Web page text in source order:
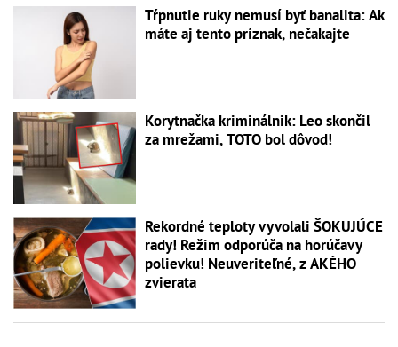
Tŕpnutie ruky nemusí byť banalita: Ak
máte aj tento príznak, nečakajte
Korytnačka kriminálnik: Leo skončil
za mrežami, TOTO bol dôvod!
Rekordné teploty vyvolali ŠOKUJÚCE
rady! Režim odporúča na horúčavy
polievku! Neuveriteľné, z AKÉHO
zvierata